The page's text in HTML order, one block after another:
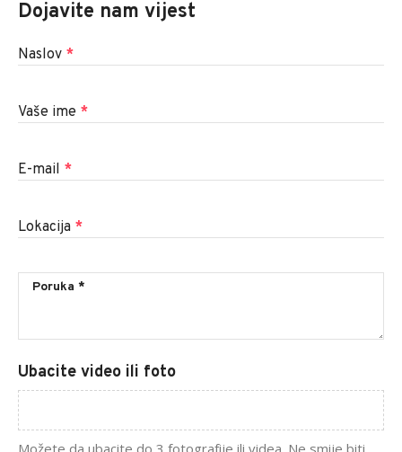
Dojavite nam vijest
Naslov *
Vaše ime *
E-mail *
Lokacija *
Ubacite video ili foto